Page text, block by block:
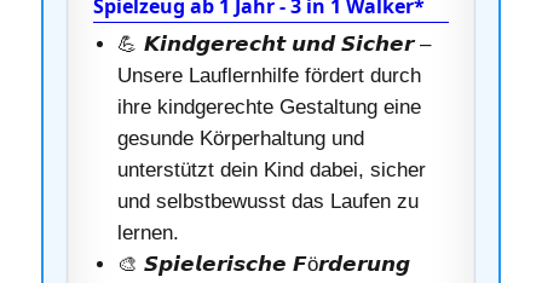
Spielzeug ab 1 Jahr - 3 in 1 Walker*
💪 𝙆𝙞𝙣𝙙𝙜𝙚𝙧𝙚𝙘𝙝𝙩 𝙪𝙣𝙙 𝙎𝙞𝙘𝙝𝙚𝙧 –
Unsere Lauflernhilfe fördert durch
ihre kindgerechte Gestaltung eine
gesunde Körperhaltung und
unterstützt dein Kind dabei, sicher
und selbstbewusst das Laufen zu
lernen.
🎨 𝙎𝙥𝙞𝙚𝙡𝙚𝙧𝙞𝙨𝙘𝙝𝙚 𝙁ö𝙧𝙙𝙚𝙧𝙪𝙣𝙜